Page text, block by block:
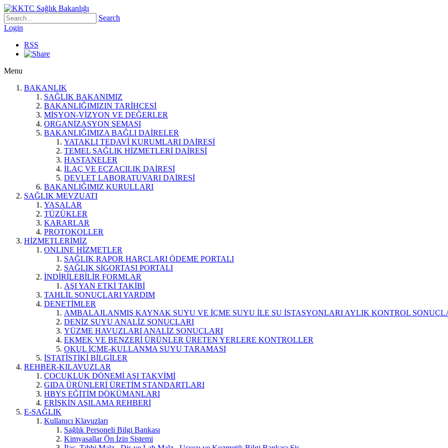
Search
Login
RSS
Menu
BAKANLIK
SAĞLIK BAKANIMIZ
BAKANLIĞIMIZIN TARİHÇESİ
MİSYON-VİZYON VE DEĞERLER
ORGANİZASYON ŞEMASI
BAKANLIĞIMIZA BAĞLI DAİRELER
YATAKLI TEDAVİ KURUMLARI DAİRESİ
TEMEL SAĞLIK HİZMETLERİ DAİRESİ
HASTANELER
İLAÇ VE ECZACILIK DAİRESİ
DEVLET LABORATUVARI DAİRESİ
BAKANLIĞIMIZ KURULLARI
SAĞLIK MEVZUATI
YASALAR
TÜZÜKLER
KARARLAR
PROTOKOLLER
HİZMETLERİMİZ
ONLINE HİZMETLER
SAĞLIK RAPOR HARÇLARI ÖDEME PORTALI
SAĞLIK SİGORTASI PORTALI
İNDİRİLEBİLİR FORMLAR
AŞI YAN ETKİ TAKİBİ
TAHLİL SONUÇLARI YARDIM
DENETİMLER
AMBALAJLANMIŞ KAYNAK SUYU VE İÇME SUYU İLE SU İSTASYONLARI AYLIK KONTROL
DENİZ SUYU ANALİZ SONUÇLARI
YÜZME HAVUZLARI ANALİZ SONUÇLARI
EKMEK VE BENZERİ ÜRÜNLER ÜRETEN YERLERE KONTROLLER
OKUL İÇME-KULLANMA SUYU TARAMASI
İSTATİSTİKİ BİLGİLER
REHBER-KILAVUZLAR
ÇOCUKLUK DÖNEMİ AŞI TAKVİMİ
GIDA ÜRÜNLERİ ÜRETİM STANDARTLARI
HBYS EĞİTİM DÖKÜMANLARI
ERİŞKİN AŞILAMA REHBERİ
E-SAĞLIK
Kullanıcı Klavuzları
Sağlık Personeli Bilgi Bankası
Kimyasallar Ön İzin Sistemi